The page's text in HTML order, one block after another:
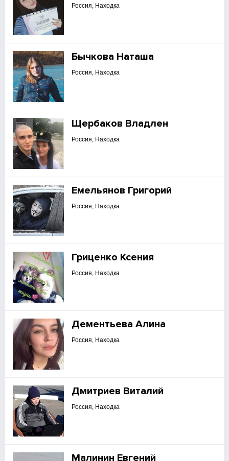
Россия, Находка
Бычкова Наташа
Россия, Находка
Щербаков Владлен
Россия, Находка
Емельянов Григорий
Россия, Находка
Гриценко Ксения
Россия, Находка
Дементьева Алина
Россия, Находка
Дмитриев Виталий
Россия, Находка
Малинин Евгений